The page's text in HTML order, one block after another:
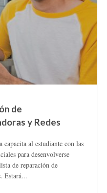
de
y Redes
capacita al estudiante con las
para desenvolverse
de reparación de
Estará...